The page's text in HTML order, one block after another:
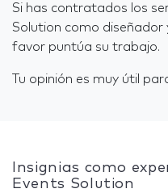
Si has contratados los
Solution como
favor puntúa su trabajo.
Tu opinión es muy útil
Insignias como
Events Solution